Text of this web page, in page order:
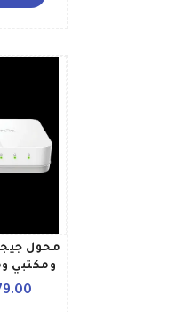
محول
379.00